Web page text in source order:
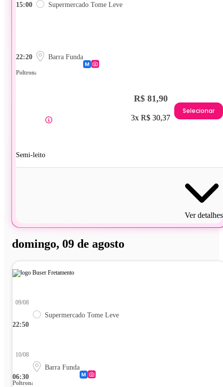
15:00 Supermercado Tome Leve
22:20 Barra Funda
Poltrona
Semi-leito
R$ 81,90
3x R$ 30,37
Selecionar
Ver detalhes
domingo, 09 de agosto
22:50
09/08
Supermercado Tome Leve
06:30
10/08
Barra Funda
Poltrona